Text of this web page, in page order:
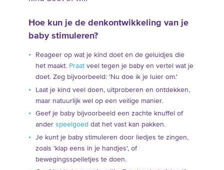
Hoe kun je de denkontwikkeling van je
baby stimuleren?
Reageer op wat je kind doet en de geluidjes die
het maakt. Praatveel tegen je baby en vertel wat je
doet. Zeg bijvoorbeeld: 'Nu doe ik je luier om.'
Laat je kind veel doen, uitproberen en ontdekken,
maar natuurlijk wel op een veilige manier.
Geef je baby bijvoorbeeld een zachte knuffel of
ander speelgoed dat het vast kan pakken.
Je kunt je baby stimuleren door liedjes te zingen,
zoals 'klap eens in je handjes', of
bewegingsspelletjes te doen.